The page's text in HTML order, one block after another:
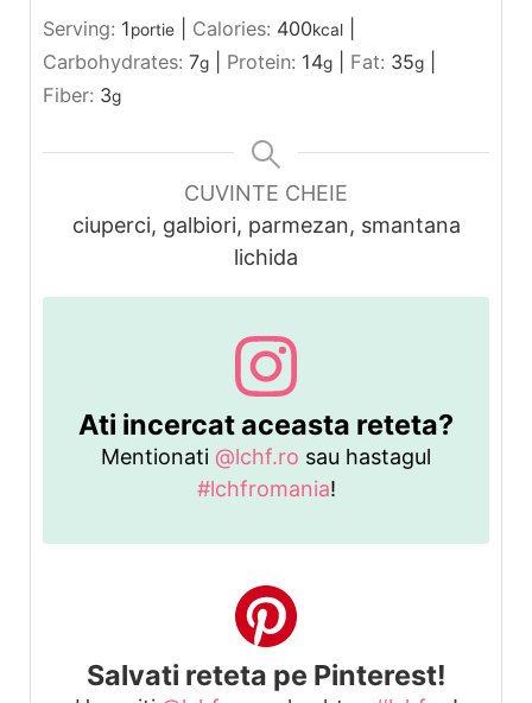
Serving: 1portie Calories: 400kcal
Carbohydrates: 7g Protein: 14g Fat: 35g
Fiber: 3g
CUVINTE CHEIE
ciuperci, galbiori, parmezan, smantana
lichida
Ati incercat aceasta reteta?
Mentionati @lchf.ro sau hastagul
#lchfromania!
Salvati reteta pe Pinterest!